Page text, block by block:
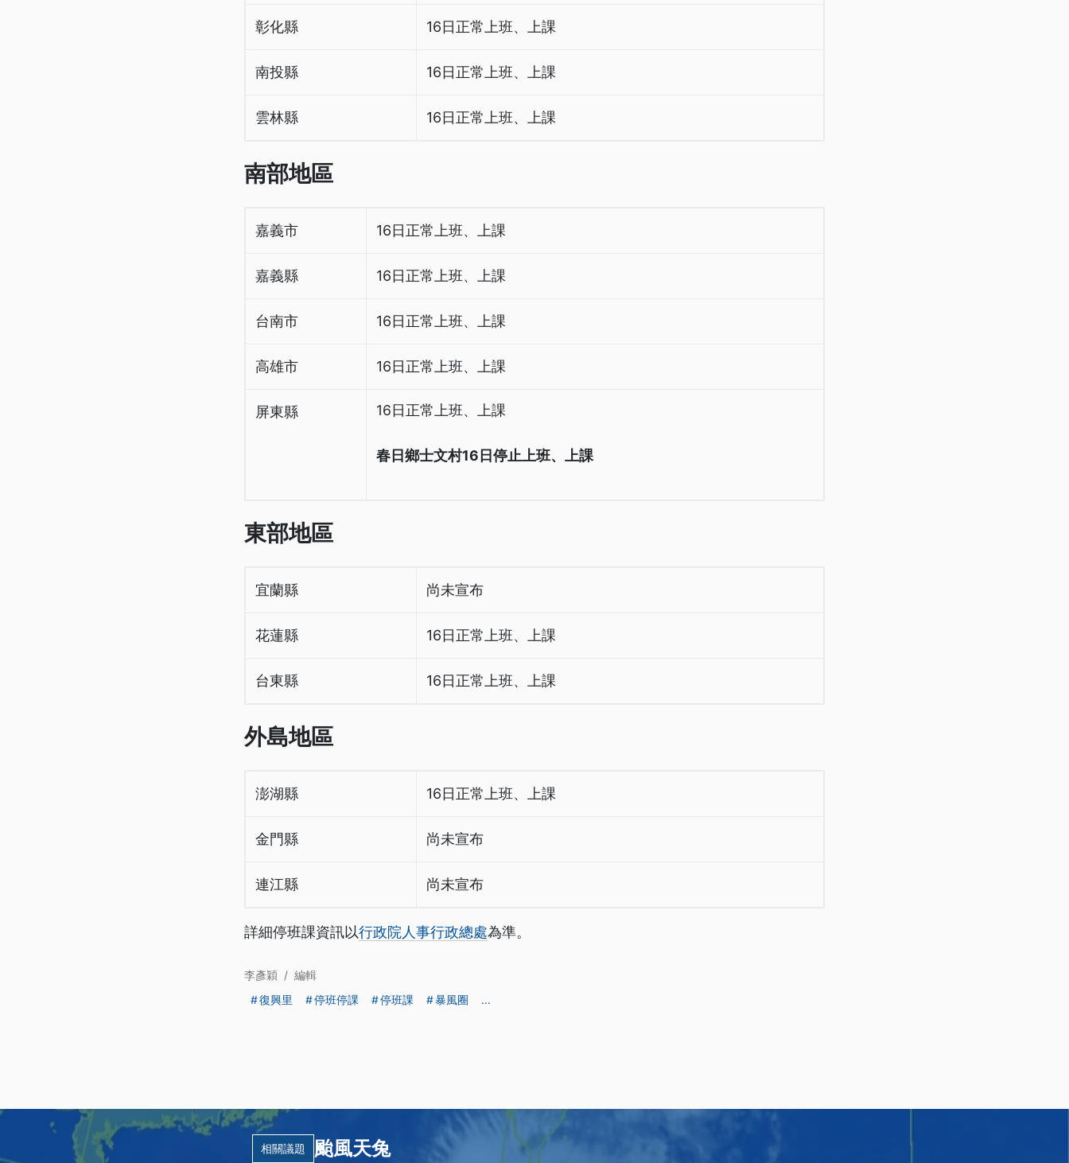
彰化縣 16日正常上班、上課
南投縣 16日正常上班、上課
雲林縣 16日正常上班、上課
南部地區
嘉義市 16日正常上班、上課
嘉義縣 16日正常上班、上課
台南市 16日正常上班、上課
高雄市 16日正常上班、上課
屏東縣 16日正常上班、上課
春日鄉士文村16日停止上班、上課
東部地區
宜蘭縣 尚未宣布
花蓮縣 16日正常上班、上課
台東縣 16日正常上班、上課
外島地區
澎湖縣 16日正常上班、上課
金門縣 尚未宣布
連江縣 尚未宣布
詳細停班課資訊以行政院人事行政總處為準。
李彥穎 / 編輯
復興里
停班停課 停班課 暴風圈 ...
相關議題 颱風天兔